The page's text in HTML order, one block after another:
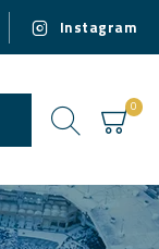
Instagram
0